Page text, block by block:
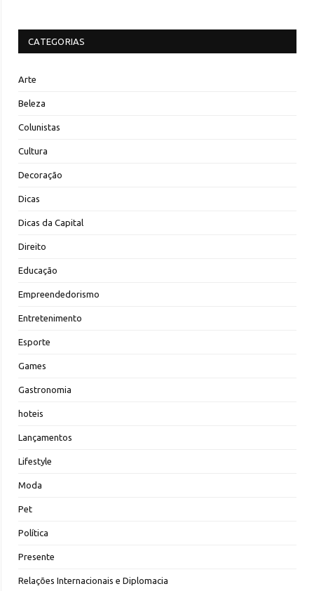
CATEGORIAS
Arte
Beleza
Colunistas
Cultura
Decoração
Dicas
Dicas da Capital
Direito
Educação
Empreendedorismo
Entretenimento
Esporte
Games
Gastronomia
hoteis
Lançamentos
Lifestyle
Moda
Pet
Política
Presente
Relações Internacionais e Diplomacia